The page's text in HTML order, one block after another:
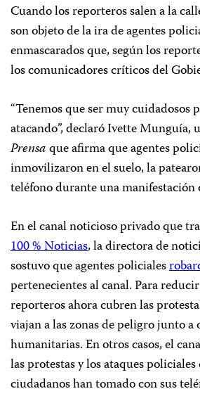
Cuando los reporteros salen a la
son objeto de la ira de agentes
enmascarados que, según los
los comunicadores críticos del
“Tenemos que ser muy cuidadosos
atacando”, declaró Ivette Munguía,
Prensaque afirma que agentes
inmovilizaron en el suelo, la
teléfono durante una manifestación
En el canal noticioso privado que
100 % Noticias, la directora de
sostuvo que agentes policiales
pertenecientes al canal. Para
reporteros ahora cubren las
viajan a las zonas de peligro junto a
humanitarias. En otros casos, el
las protestas y los ataques
ciudadanos han tomado con sus